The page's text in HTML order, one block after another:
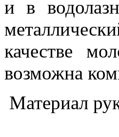
и в
качестве
возможна
Материал